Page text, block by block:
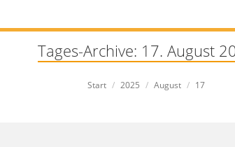
Tages-Archive: 17. August
Sie befinden sich hier:
Start 2025 August 17